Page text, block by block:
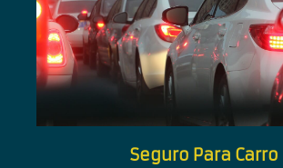
Seguro Para Carro